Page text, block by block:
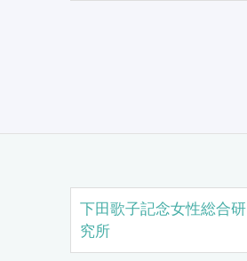
下田歌子記念女性総合研
究所